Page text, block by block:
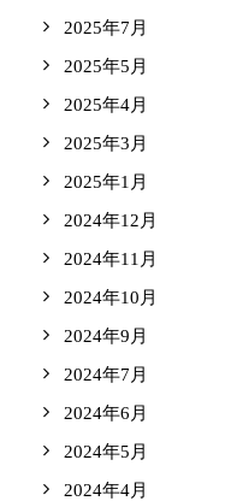
2025年7月
2025年5月
2025年4月
2025年3月
2025年1月
2024年12月
2024年11月
2024年10月
2024年9月
2024年7月
2024年6月
2024年5月
2024年4月